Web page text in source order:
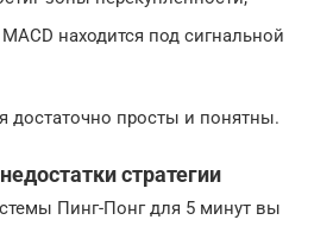
находится под сигнальной
достаточно просты и понятны.
стратегии
Пинг-Понг для 5 минут вы